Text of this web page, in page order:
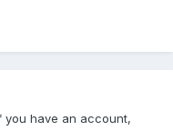
you have an account,